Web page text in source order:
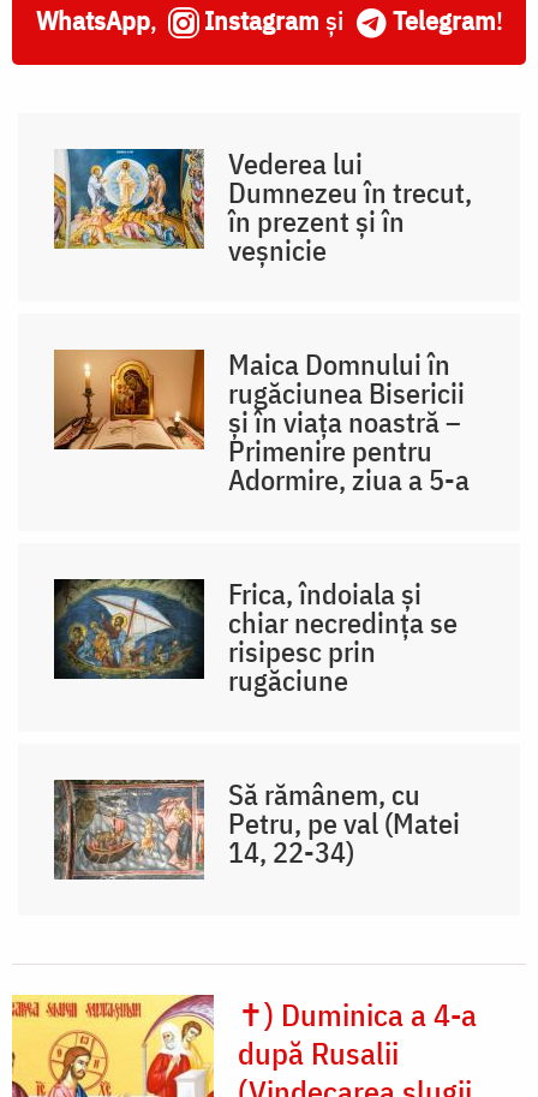
WhatsApp, Instagram și Telegram!
Vederea lui
Dumnezeu în trecut,
în prezent și în
veșnicie
Maica Domnului în
rugăciunea Bisericii
și în viața noastră –
Primenire pentru
Adormire, ziua a 5-a
Frica, îndoiala și
chiar necredința se
risipesc prin
rugăciune
Să rămânem, cu
Petru, pe val (Matei
14, 22-34)
✝) Duminica a 4-a
după Rusalii